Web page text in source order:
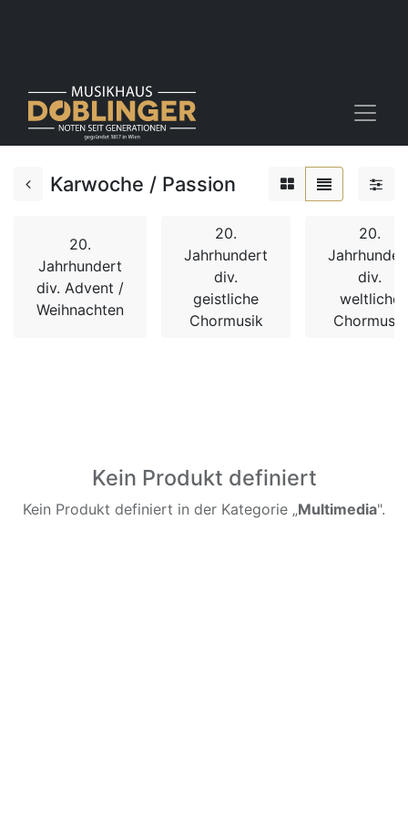
Karwoche / Passion
20.
Jahrhundert
div. Advent /
Weihnachten
20.
Jahrhundert
div.
geistliche
Chormusik
20.
div.
weltliche
Chormusik
Kein Produkt definiert
Kein Produkt definiert in der Kategorie „Multimedia".